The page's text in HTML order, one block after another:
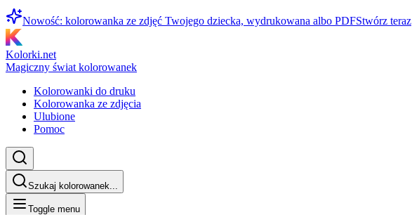
Nowość: kolorowanka ze zdjęć Twojego dziecka, wydrukowana albo PDFStwórz teraz
Kolorki.net
Magiczny świat kolorowanek
Kolorowanki do druku
Kolorowanka ze zdjęcia
Ulubione
Pomoc
Szukaj kolorowanek...
Toggle menu